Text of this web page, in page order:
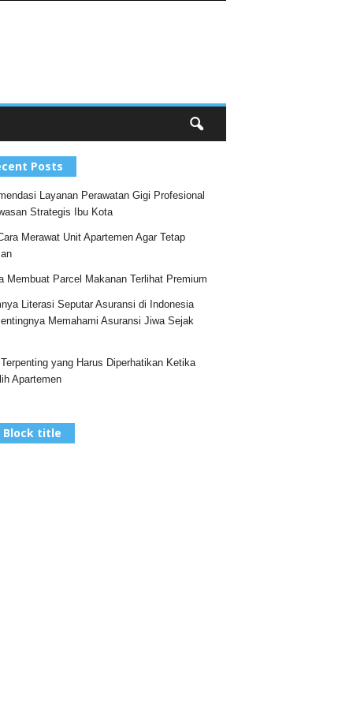
Posts
Layanan Perawatan Gigi Profesional
Strategis Ibu Kota
Merawat Unit Apartemen Agar Tetap
Membuat Parcel Makanan Terlihat Premium
Literasi Seputar Asuransi di Indonesia
Memahami Asuransi Jiwa Sejak
yang Harus Diperhatikan Ketika
Apartemen
Block title